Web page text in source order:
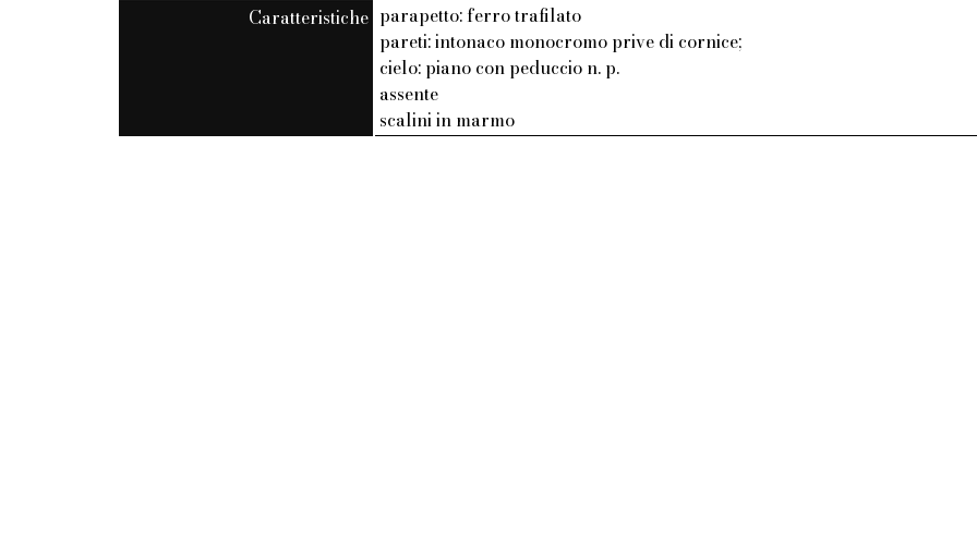
Caratteristiche parapetto: ferro trafilato
pareti: intonaco monocromo prive di cornice;
cielo: piano con peduccio n. p.
assente
scalini in marmo